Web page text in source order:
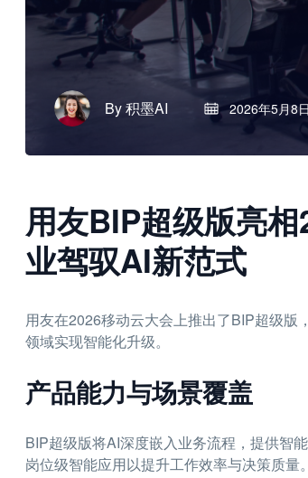
By积墨AI 2026年5月8日
用友BIP超级版亮
业驾驭AI新范式
用友在2026移动云大会上推出了BIP超级版
领域实现智能化升级。
产品能力与场景覆盖
BIP超级版将AI深度嵌入业务流程，提供智
岗位级智能应用以提升工作效率与决策质量。